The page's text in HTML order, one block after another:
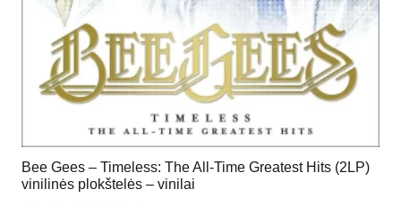
Bee Gees – Timeless: The All-Time Greatest Hits (2LP)
vinilinės plokštelės – vinilai